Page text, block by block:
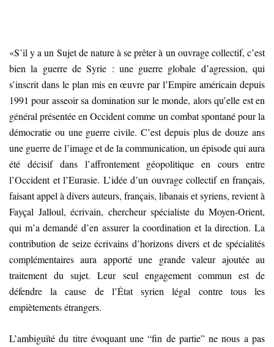
«S’il y a un Sujet de nature à se prêter à un ouvrage collectif, c’est
bien la guerre de Syrie : une guerre globale d’agression, qui
s’inscrit dans le plan mis en œuvre par l’Empire américain depuis
1991 pour asseoir sa domination sur le monde, alors qu’elle est en
général présentée en Occident comme un combat spontané pour la
démocratie ou une guerre civile. C’est depuis plus de douze ans
une guerre de l’image et de la communication, un épisode qui aura
été décisif dans l’affrontement géopolitique en cours entre
l’Occident et l’Eurasie. L’idée d’un ouvrage collectif en français,
faisant appel à divers auteurs, français, libanais et syriens, revient à
Fayçal Jalloul, écrivain, chercheur spécialiste du Moyen-Orient,
qui m’a demandé d’en assurer la coordination et la direction. La
contribution de seize écrivains d’horizons divers et de spécialités
complémentaires aura apporté une grande valeur ajoutée au
traitement du sujet. Leur seul engagement commun est de
défendre la cause de l’État syrien légal contre tous les
empiètements étrangers.
L’ambiguïté du titre évoquant une “fin de partie” ne nous a pas